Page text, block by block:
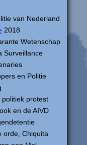
van Nederland
2018
Wetenschap
Surveillance
en Politie
politiek protest
en de AIVD
orde, Chiquita